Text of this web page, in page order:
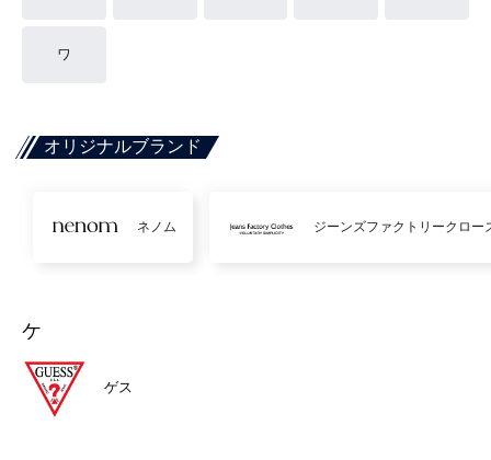
ワ
オリジナルブランド
ネノム ジーンズファクトリークロー
ケ
ゲス